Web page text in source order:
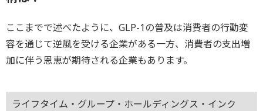
ここまでで述べたように、GLP-1の普及は消費者の行動変
容を通じて逆風を受ける企業がある一方、消費者の支出増
加に伴う恩恵が期待される企業もあります。
ライフタイム・グループ・ホールディングス・インク